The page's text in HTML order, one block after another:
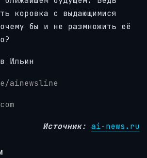
коровка с выдающимися
бы и не размножить её
Ильин
ainewsline
Источник: ai-news.ru